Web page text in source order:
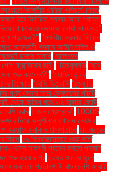
‘ভারতীয় খাসিয়া গু‌লিতে’ নিহত
করতে হবে নির্বাচিত সরকার আসা পর্যন্ত:
চক্রের সদস্যরা দোষী সাব্যস্ত"
মুখে পড়ছেন?" "স্থানীয় সরকার নির্বাচন
অন্তর্বর্তী সরকার আইনি দলিল ও
ঢাকায় চাকরি "হালিশহর
ফ্রান্সিসের ছবি" "হিজবুল্লাহ "হুথি
শুরু করলেন?" "হোটেল ইন্টার
বিক্ষোভ “আমি ডিভোর্সি “জ্যোতি
পণ্য কেনার সময় ক্রেতাদের পাঁচটি
থেকে অবৈধ পথে ৩২ হাজার কোটি
বরাদ্দ ১ জন গ্রেপ্তার" 1000$
নিয়ে অনুশীলনে গেলেন নেইমার
বারাকাহ হাসপাতালে ১৮ বছরের
রিয়াদ ১৯ বিশ্ববিদ্যালয়ে গুচ্ছ ভর্তি
খাদ্য সামগ্রী প্রবেশ করতে পারেনি
শুরু হওয়ার পর ২০২১ সালের জুনে
সবচেয়ে প্রভাবশালী বাংলাদেশি কারা?